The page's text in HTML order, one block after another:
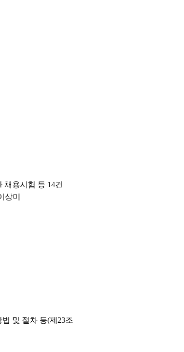
채용시험 등 14건
상미
및 절차 등(제23조